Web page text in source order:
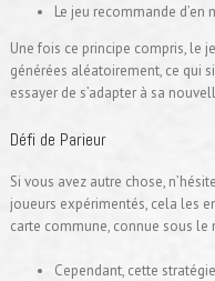
Le jeu recommande
Une fois ce principe compris, le
générées aléatoirement, ce qui
essayer de s’adapter à sa
Défi de Parieur
Si vous avez autre chose,
joueurs expérimentés, cela les
carte commune, connue sous le
Cependant, cette